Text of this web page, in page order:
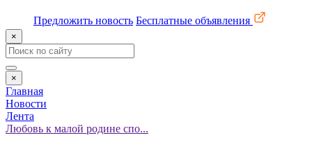
Предложить новость Бесплатные объявления
×
×
Главная
Новости
Лента
Любовь к малой родине спо...